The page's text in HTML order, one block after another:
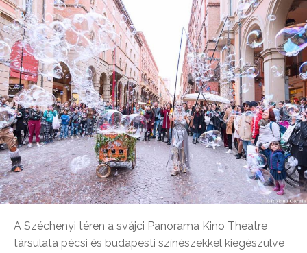
A Széchenyi téren a svájci Panorama Kino Theatre
társulata pécsi és budapesti színészekkel kiegészülve